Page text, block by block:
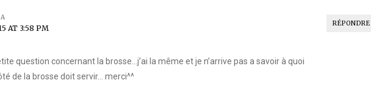
RÉPONDRE
AT 3:58 PM
question concernant la brosse…j’ai la même et je n’arrive pas a savoir à quoi
de la brosse doit servir… merci^^